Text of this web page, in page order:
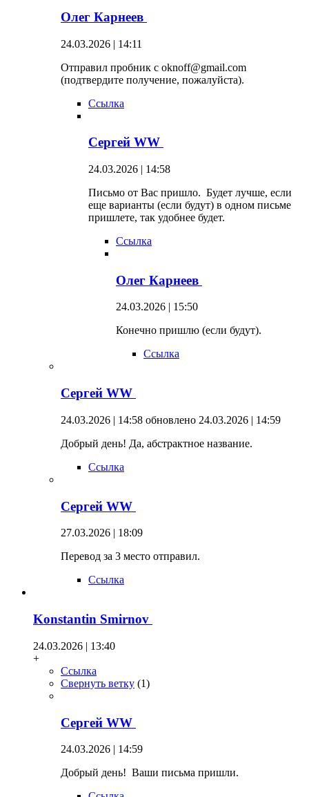
Олег Карнеев
24.03.2026 | 14:11
Отправил пробник с oknoff@gmail.com
(подтвердите получение, пожалуйста).
Ссылка
Сергей WW
24.03.2026 | 14:58
Письмо от Вас пришло. Будет лучше, если
еще варианты (если будут) в одном письме
пришлете, так удобнее будет.
Ссылка
Олег Карнеев
24.03.2026 | 15:50
Конечно пришлю (если будут).
Ссылка
Сергей WW
24.03.2026 | 14:58 обновлено 24.03.2026 | 14:59
Добрый день! Да, абстрактное название.
Ссылка
Сергей WW
27.03.2026 | 18:09
Перевод за 3 место отправил.
Ссылка
Konstantin Smirnov
24.03.2026 | 13:40
+
Ссылка
Свернуть ветку (1)
Сергей WW
24.03.2026 | 14:59
Добрый день! Ваши письма пришли.